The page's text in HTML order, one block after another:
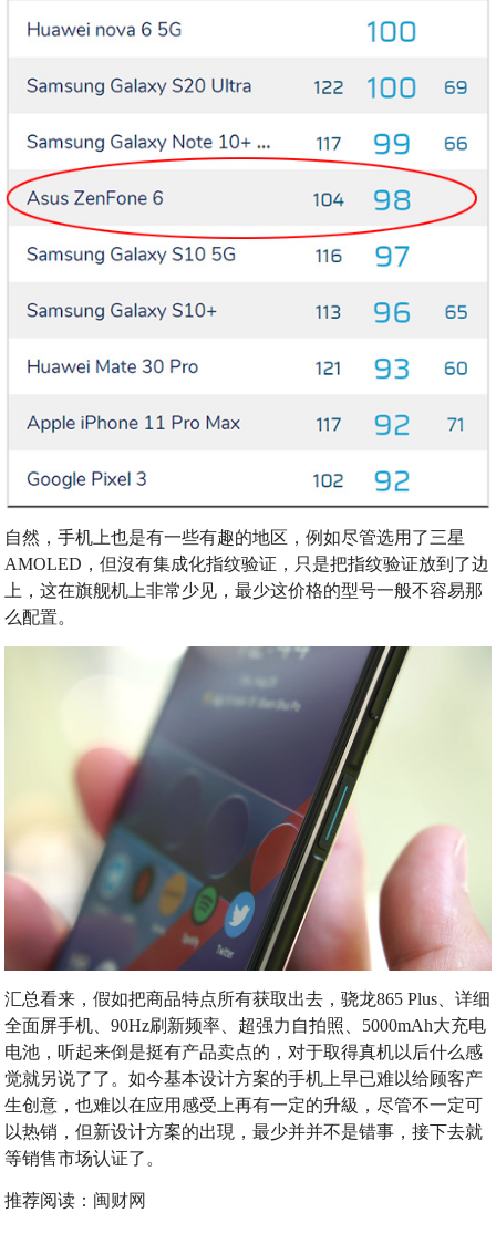
自然，手机上也是有一些有趣的地区，例如尽管选用了三星
AMOLED，但沒有集成化指纹验证，只是把指纹验证放到了边
上，这在旗舰机上非常少见，最少这价格的型号一般不容易那
么配置。
汇总看来，假如把商品特点所有获取出去，骁龙865 Plus、详细
全面屏手机、90Hz刷新频率、超强力自拍照、5000mAh大充电
电池，听起来倒是挺有产品卖点的，对于取得真机以后什么感
觉就另说了了。如今基本设计方案的手机上早已难以给顾客产
生创意，也难以在应用感受上再有一定的升級，尽管不一定可
以热销，但新设计方案的出現，最少并并不是错事，接下去就
等销售市场认证了。
推荐阅读： 闽财网